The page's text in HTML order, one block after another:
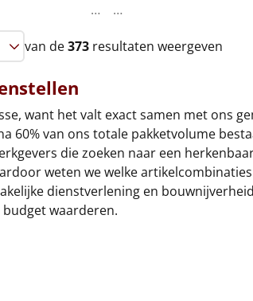
… …
van de373resultaten weergeven
want het valt exact samen met ons
60% van ons totale pakketvolume
die zoeken naar een
weten we welke
dienstverlening en
waarderen.